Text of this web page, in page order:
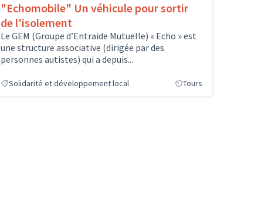
"Echomobile" Un véhicule pour sortir
de l'isolement
Le GEM (Groupe d’Entraide Mutuelle) « Echo » est
une structure associative (dirigée par des
personnes autistes) qui a depuis...
Solidarité et développement local Tours